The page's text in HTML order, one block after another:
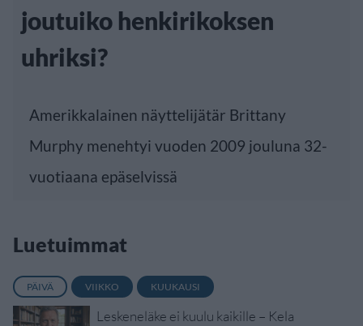
joutuiko henkirikoksen
uhriksi?
Amerikkalainen näyttelijätär Brittany
Murphy menehtyi vuoden 2009 jouluna 32-
vuotiaana epäselvissä
Luetuimmat
PÄIVÄ VIIKKO KUUKAUSI
Leskeneläke ei kuulu kaikille – Kela